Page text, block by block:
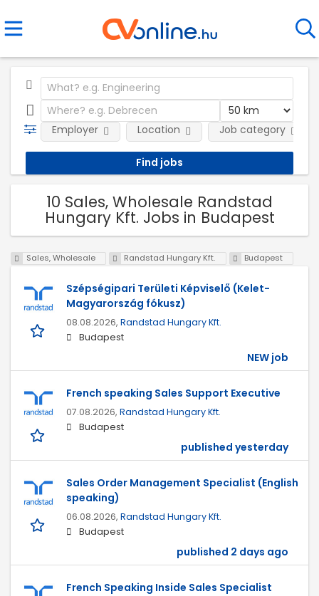
Employer Location Job category
10 Sales, Wholesale Randstad
Hungary Kft. Jobs in Budapest
Sales, Wholesale Randstad Hungary Kft. Budapest
Szépségipari Területi Képviselő (Kelet-
Magyarország fókusz)
08.08.2026, Randstad Hungary Kft.
Budapest
NEW job
French speaking Sales Support Executive
07.08.2026, Randstad Hungary Kft.
Budapest
published yesterday
Sales Order Management Specialist (English
speaking)
06.08.2026, Randstad Hungary Kft.
Budapest
published 2 days ago
French Speaking Inside Sales Specialist